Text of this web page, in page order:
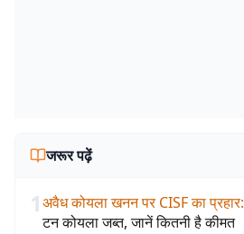
जरूर पढ़ें
1अवैध कोयला खनन पर CISF का प्रहार:
टन कोयला जब्त, जानें कितनी है कीमत